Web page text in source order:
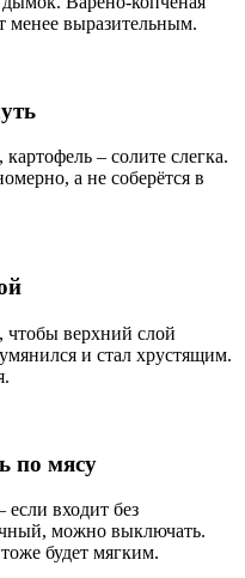
менее выразительным.
– солите слегка.
а не соберётся в
чтобы верхний слой
и стал хрустящим.
по мясу
входит без
можно выключать.
будет мягким.